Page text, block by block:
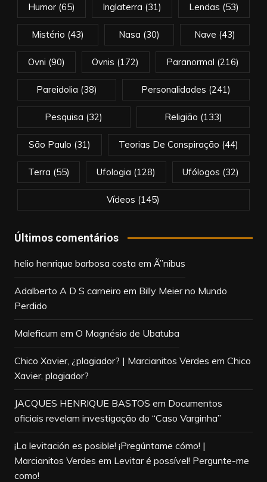
Humor(65) Inglaterra (31) Lendas (53)
Mistério (43) Nasa (30) Nave (43)
Ovni (90) Ovnis (172) Paranormal (216)
Pareidolia (38) Personalidades (241)
Pesquisa (32) Religião (133)
São Paulo (31) Teorias De Conspiração (44)
Terra (55) Ufologia (128) Ufólogos (32)
Vídeos (145)
Últimos comentários
helio henrique barbosa costa em Ã”nibus
Adalberto A D S carneiro em Billy Meier no Mundo
Perdido
Maleficum em O Magnésio de Ubatuba
Chico Xavier, ¿plagiador? | Marcianitos Verdes em Chico
Xavier, plagiador?
JACQUES HENRIQUE BASTOS em Documentos
oficiais revelam investigação do “Caso Varginha”
¡La levitación es posible! ¡Pregúntame cómo! |
Marcianitos Verdes em Levitar é possível! Pergunte-me
como!